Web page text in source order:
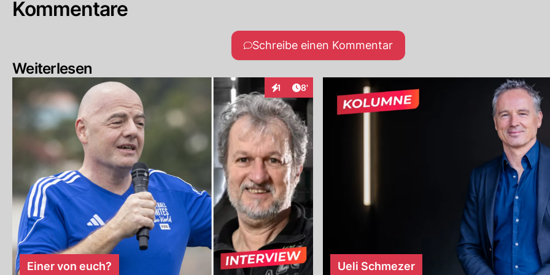
Kommentare
Schreibe einen Kommentar
Weiterlesen
1
InteraktionenArtikel veröffentlicht:
8'
Einer von euch? Ueli Schmezer